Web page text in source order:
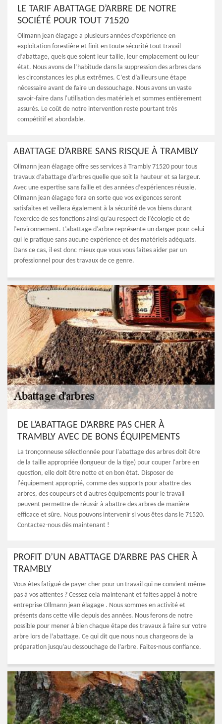
LE TARIF ABATTAGE D’ARBRE DE NOTRE
SOCIÉTÉ POUR TOUT 71520
Ollmann jean élagage a plusieurs années d’expérience en
exploitation forestière et finit en toute sécurité tout travail
d’abattage, quels que soient leur taille, leur emplacement ou leur
état. Nous avons de l’habitude dans la suppression des arbres dans
les circonstances les plus extrêmes. C’est d’ailleurs une étape
nécessaire avant de faire un dessouchage. Nous avons un vaste
savoir-faire dans l'utilisation des matériels et sommes entièrement
assurés. Le coût de notre intervention reste pourtant très
compétitif et abordable.
ABATTAGE D’ARBRE SANS RISQUE À TRAMBLY
Ollmann jean élagage offre ses services à Trambly 71520 pour tous
travaux d’abattage d’arbres quelle que soit la hauteur et sa largeur.
Avec une expertise sans faille et des années d’expériences réussie,
Ollmann jean élagage fera en sorte que vos exigences seront
satisfaites et veillera également à la sécurité de vos biens durant
l’exercice de ses fonctions ainsi qu’au respect de l’écologie et de
l’environnement. L’abattage d’arbre représente un danger pour celui
qui le pratique sans aucune expérience et des matériels adéquats.
Dans ce cas, il est donc mieux que vous vous faites aider par un
professionnel pour des travaux de ce genre.
DE L’ABATTAGE D’ARBRE PAS CHER À
TRAMBLY AVEC DE BONS ÉQUIPEMENTS
La tronçonneuse sélectionnée pour l'abattage des arbres doit être
de la taille appropriée (longueur de la tige) pour couper l'arbre en
question, elle doit être nette et en bon état. Disposer de
l'équipement approprié, comme des supports pour abattre des
arbres, des coupeurs et d'autres équipements pour le travail
peuvent permettre de réussir à abattre des arbres de manière
efficace et sûre. Nous pouvons intervenir si vous êtes dans le 71520.
Contactez-nous dès maintenant !
PROFIT D’UN ABATTAGE D’ARBRE PAS CHER À
TRAMBLY
Vous êtes fatigué de payer cher pour un travail qui ne convient même
pas à vos attentes ? Cessez cela maintenant et faites appel à notre
entreprise Ollmann jean élagage . Nous sommes en activité et
présents dans cette ville depuis des années. Nous ferons de notre
possible pour mener à bien chaque étape des travaux à faire sur votre
arbre lors de l’abattage. Ce qui dit que nous nous chargeons de la
préparation jusqu’au dessouchage de l’arbre. Faites-nous confiance.